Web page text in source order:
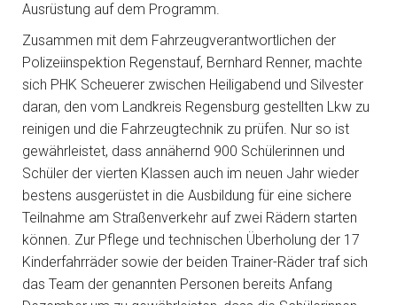
Ausrüstung auf dem Programm.
Zusammen mit dem Fahrzeugverantwortlichen der
Polizeiinspektion Regenstauf, Bernhard Renner, machte
sich PHK Scheuerer zwischen Heiligabend und Silvester
daran, den vom Landkreis Regensburg gestellten Lkw zu
reinigen und die Fahrzeugtechnik zu prüfen. Nur so ist
gewährleistet, dass annähernd 900 Schülerinnen und
Schüler der vierten Klassen auch im neuen Jahr wieder
bestens ausgerüstet in die Ausbildung für eine sichere
Teilnahme am Straßenverkehr auf zwei Rädern starten
können. Zur Pflege und technischen Überholung der 17
Kinderfahrräder sowie der beiden Trainer-Räder traf sich
das Team der genannten Personen bereits Anfang